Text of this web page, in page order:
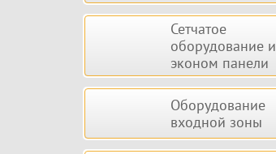
Сетчатое
оборудование и
эконом панели
Оборудование
входной зоны